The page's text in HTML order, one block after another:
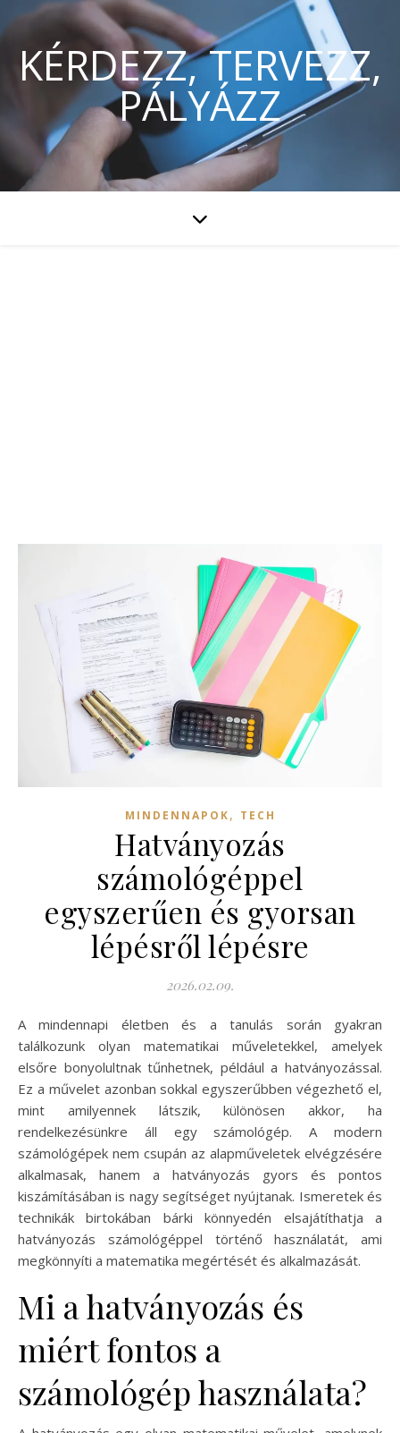
KÉRDEZZ, TERVEZZ,
PÁLYÁZZ
MINDENNAPOK, TECH
Hatványozás
számológéppel
egyszerűen és gyorsan
lépésről lépésre
2026.02.09.
A mindennapi életben és a tanulás során gyakran
találkozunk olyan matematikai műveletekkel, amelyek
elsőre bonyolultnak tűnhetnek, például a hatványozással.
Ez a művelet azonban sokkal egyszerűbben végezhető el,
mint amilyennek látszik, különösen akkor, ha
rendelkezésünkre áll egy számológép. A modern
számológépek nem csupán az alapműveletek elvégzésére
alkalmasak, hanem a hatványozás gyors és pontos
kiszámításában is nagy segítséget nyújtanak. Ismeretek és
technikák birtokában bárki könnyedén elsajátíthatja a
hatványozás számológéppel történő használatát, ami
megkönnyíti a matematika megértését és alkalmazását.
Mi a hatványozás és
miért fontos a
számológép használata?